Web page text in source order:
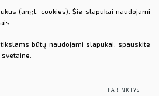
pardavimo taisyklės
(angl. cookies). Šie slapukai naudojami
būtų naudojami slapukai, spauskite
PARINKTYS